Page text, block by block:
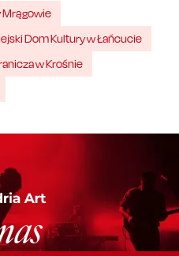
Mrągowie
Dom Kultury w Łańcucie
w Krośnie